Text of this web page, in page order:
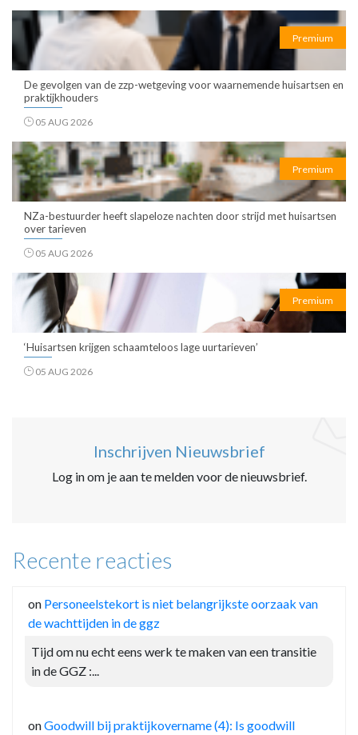
Premium
De gevolgen van de zzp-wetgeving voor waarnemende huisartsen en
praktijkhouders
05 AUG 2026
Premium
NZa-bestuurder heeft slapeloze nachten door strijd met huisartsen
over tarieven
05 AUG 2026
Premium
‘Huisartsen krijgen schaamteloos lage uurtarieven’
05 AUG 2026
Inschrijven Nieuwsbrief
Log in om je aan te melden voor de nieuwsbrief.
Recente reacties
on Personeelstekort is niet belangrijkste oorzaak van
de wachttijden in de ggz
Tijd om nu echt eens werk te maken van een transitie
in de GGZ :...
onGoodwill bij praktijkovername (4): Is goodwill